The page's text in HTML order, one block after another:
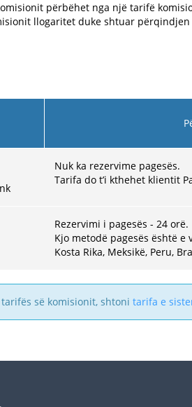
përbëhet nga një tarifë
llogaritet duke shtuar
Nuk ka rezervime pagesës.
Tarifa do t’i kthehet klientit
Rezervimi i pagesës - 24 orë.
Kjo metodë pagesës është
Kosta Rika, Meksikë, Peru,
së komisionit, shtoni tarifa e